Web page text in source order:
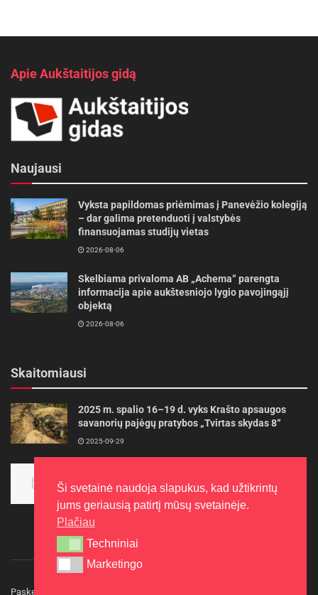
Apie Aukštaitijos gidą
Naujausi
Vyksta papildomas priėmimas į Panevėžio kolegiją
– dar galima pretenduoti į valstybės
finansuojamas studijų vietas
2026-08-06
Skelbiama privaloma AB „Achema“ parengta
informacija apie aukštesniojo lygio pavojingąjį
objektą
2026-08-06
Skaitomiausi
2025 m. spalio 16–19 d. vyks Krašto apsaugos
savanorių pajėgų pratybos „Tvirtas skydas 8“
2025-09-29
aukso
2015-10-30
Paskelbkite naujieną
Ši svetainė naudoja slapukus, kad užtikrintų
jums geriausią patirtį mūsų svetainėje.
Plačiau
Techniniai
Techniniai
Marketingo
Marketingo